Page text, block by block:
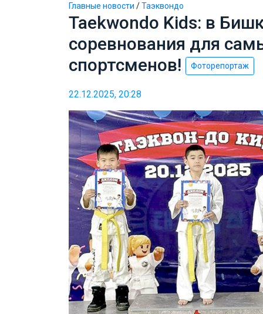
Главные новости /Таэквондо
Taekwondo Kids: в
соревнования для
спортсменов!
Фоторепортаж
22.12.2025, 20:28